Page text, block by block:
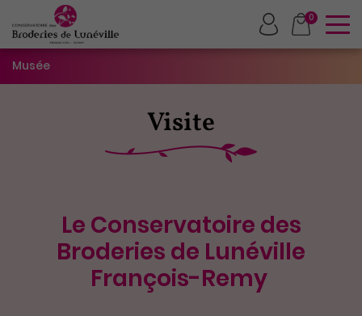
0
Musée
Visite
Le Conservatoire des
Broderies de Lunéville
François-Remy